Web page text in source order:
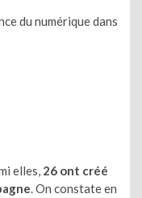
du numérique dans
elles, 26 ont créé
. On constate en